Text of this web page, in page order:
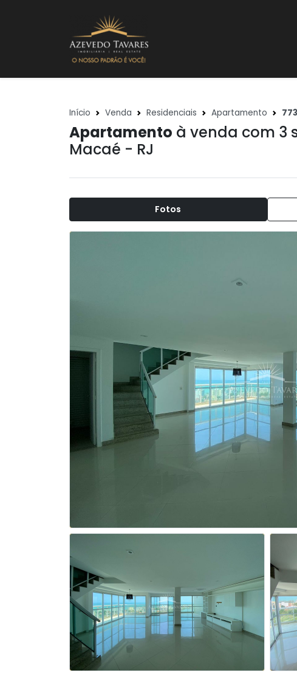
Início Venda Residenciais Apartamento
Apartamento à venda com 3
Macaé - RJ
Fotos